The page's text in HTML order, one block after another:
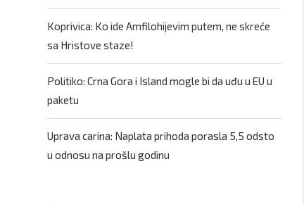
Koprivica: Ko ide Amfilohijevim putem, ne skreće
sa Hristove staze!
Politiko: Crna Gora i Island mogle bi da uđu u EU u
paketu
Uprava carina: Naplata prihoda porasla 5,5 odsto
u odnosu na prošlu godinu